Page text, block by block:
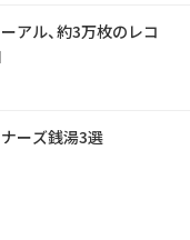
アル、約3万枚のレコ
ーズ銭湯3選